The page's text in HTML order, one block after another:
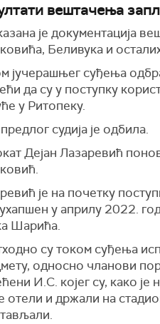
вештачења
је документација
Беливука и
јучерашњег суђења
да су у поступку
у Ритопеку.
судија је одбила.
Дејан Лазаревић
је на почетку
у априлу 2022.
Шарића.
су током суђења
односно чланови
И.С. којег су, како
отели и држали на